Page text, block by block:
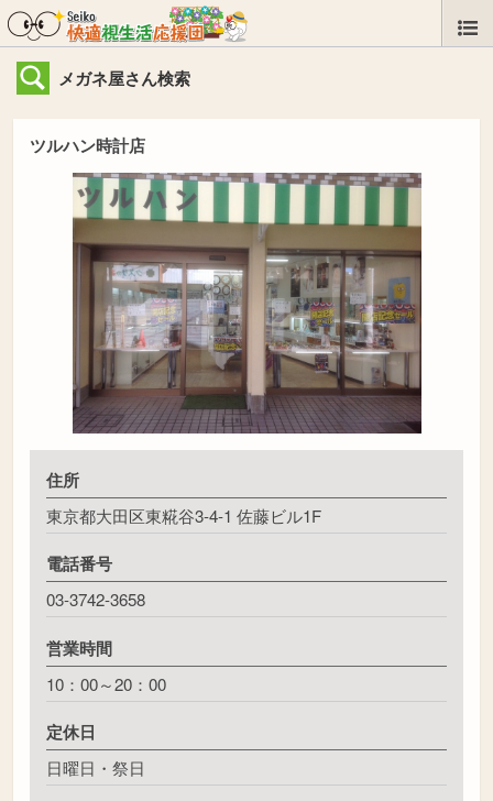
メガネ屋さん検索
ツルハン時計店
住所
東京都大田区東糀谷3-4-1 佐藤ビル1F
電話番号
03-3742-3658
営業時間
10：00～20：00
定休日
日曜日・祭日